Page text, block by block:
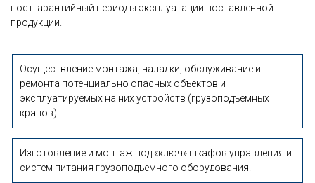
постгарантийный периоды эксплуатации поставленной
продукции.
Осуществление монтажа, наладки, обслуживание и
ремонта потенциально опасных объектов и
эксплуатируемых на них устройств (грузоподъемных
кранов).
Изготовление и монтаж под «ключ» шкафов управления и
систем питания грузоподъемного оборудования.